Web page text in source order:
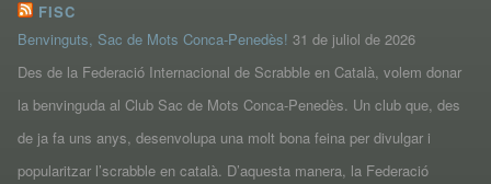
FISC
Benvinguts, Sac de Mots Conca-Penedès! 31 de juliol de 2026
Des de la Federació Internacional de Scrabble en Català, volem donar
la benvinguda al Club Sac de Mots Conca-Penedès. Un club que, des
de ja fa uns anys, desenvolupa una molt bona feina per divulgar i
popularitzar l’scrabble en català. D’aquesta manera, la Federació